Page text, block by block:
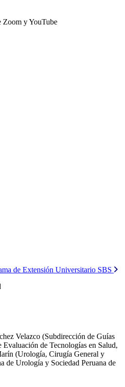
Zoom y YouTube
de Extensión Universitario SBS
Velazco (Subdirección de Guías
de Tecnologías en Salud,
(Urología, Cirugía General y
de Urología y Sociedad Peruana de